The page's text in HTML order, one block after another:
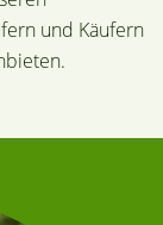
und Käufern